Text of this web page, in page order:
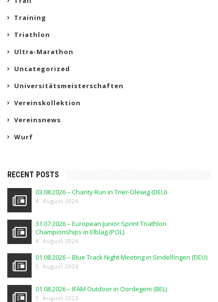
Training
Triathlon
Ultra-Marathon
Uncategorized
Universitätsmeisterschaften
Vereinskollektion
Vereinsnews
Wurf
RECENT POSTS
03.08.2026 – Charity Run in Trier-Olewig (DEU)
4. August 2026
31.07.2026 – European Junior Sprint Triathlon
Championships in Elblag (POL)
4. August 2026
01.08.2026 – Blue Track Night Meeting in Sindelfingen (DEU)
3. August 2026
01.08.2026 – IFAM Outdoor in Oordegem (BEL)
3. August 2026